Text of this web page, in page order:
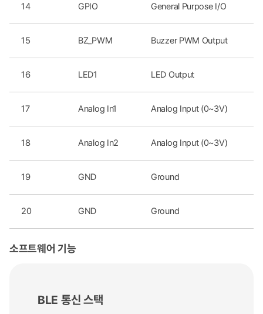
14 GPIO General Purpose I/O
15 BZ_PWM Buzzer PWM Output
16 LED1 LED Output
17 Analog In1 Analog Input (0~3V)
18 Analog In2 Analog Input (0~3V)
19 GND Ground
20 GND Ground
소프트웨어 기능
BLE 통신 스택